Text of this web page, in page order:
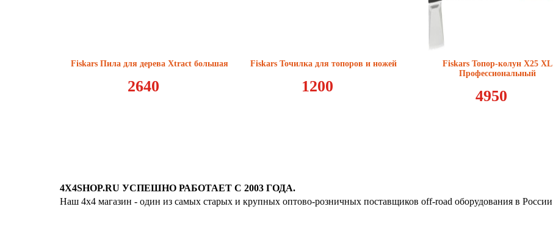
22
Fiskars Пила для дерева Xtract большая
2640
Fiskars Точилка для топоров и ножей
1200
Fiskars Топор-колун X25 XL
Профессиональный
4950
4X4SHOP.RU УСПЕШНО РАБОТАЕТ С 2003 ГОДА.
Наш 4x4 магазин - один из самых старых и крупных оптово-розничных поставщиков off-road оборудования в России